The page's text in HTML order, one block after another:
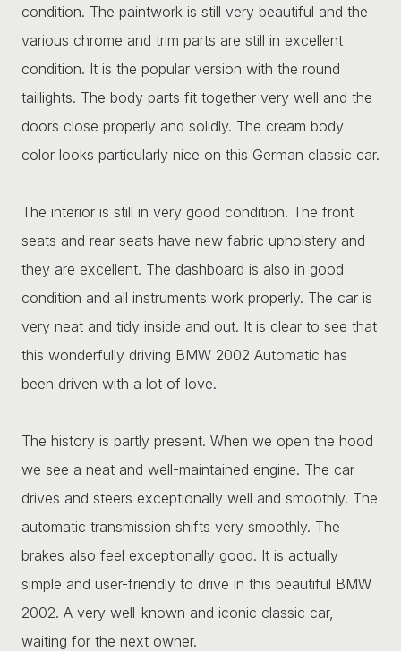
condition. The paintwork is still very beautiful and the
various chrome and trim parts are still in excellent
condition. It is the popular version with the round
taillights. The body parts fit together very well and the
doors close properly and solidly. The cream body
color looks particularly nice on this German classic car.
The interior is still in very good condition. The front
seats and rear seats have new fabric upholstery and
they are excellent. The dashboard is also in good
condition and all instruments work properly. The car is
very neat and tidy inside and out. It is clear to see that
this wonderfully driving BMW 2002 Automatic has
been driven with a lot of love.
The history is partly present. When we open the hood
we see a neat and well-maintained engine. The car
drives and steers exceptionally well and smoothly. The
automatic transmission shifts very smoothly. The
brakes also feel exceptionally good. It is actually
simple and user-friendly to drive in this beautiful BMW
2002. A very well-known and iconic classic car,
waiting for the next owner.